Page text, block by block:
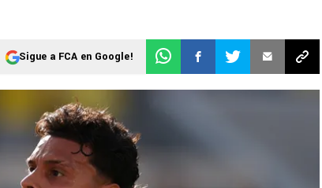
Sigue a FCA en Google!